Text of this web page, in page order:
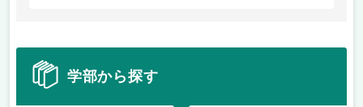
学部から探す